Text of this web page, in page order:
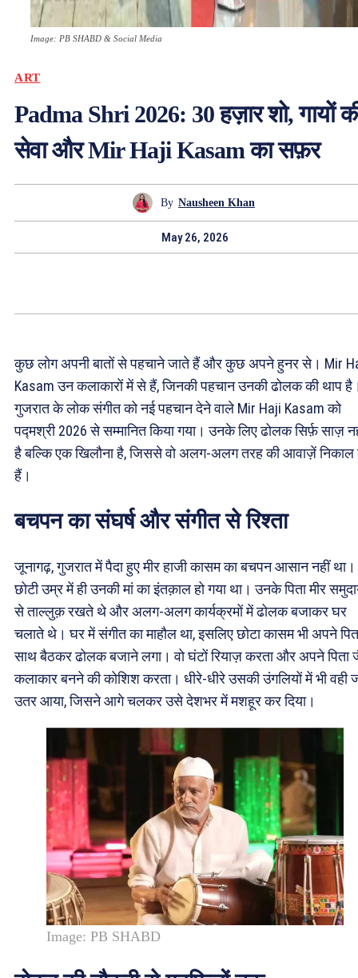
Image: PB SHABD & Social Media
ART
Padma Shri 2026: 30 हज़ार शो, गायों
सेवा और Mir Haji Kasam का सफ़र
By Nausheen Khan
May 26, 2026
कुछ लोग अपनी बातों से पहचाने जाते हैं और कुछ अपने हुनर से। Mir
Kasam उन कलाकारों में से हैं, जिनकी पहचान उनकी ढोलक की थाप
गुजरात के लोक संगीत को नई पहचान देने वाले Mir Haji Kasam को
पद्मश्री 2026 से सम्मानित किया गया। उनके लिए ढोलक सिर्फ़ साज़
है बल्कि एक खिलौना है, जिससे वो अलग-अलग तरह की आवाज़ें
हैं।
बचपन का संघर्ष और संगीत से रिश्ता
जूनागढ़, गुजरात में पैदा हुए मीर हाजी कासम का बचपन आसान नहीं था।
छोटी उम्र में ही उनकी मां का इंतक़ाल हो गया था। उनके पिता मीर
से ताल्लुक़ रखते थे और अलग-अलग कार्यक्रमों में ढोलक बजाकर घर
चलाते थे। घर में संगीत का माहौल था, इसलिए छोटा कासम भी अपने
साथ बैठकर ढोलक बजाने लगा। वो घंटों रियाज़ करता और अपने पिता
कलाकार बनने की कोशिश करता। धीरे-धीरे उसकी उंगलियों में भी वही
उतर आया, जिसने आगे चलकर उसे देशभर में मशहूर कर दिया।
Image: PB SHABD